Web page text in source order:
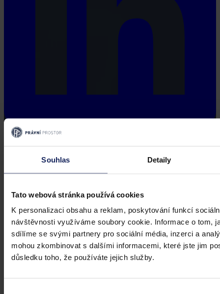
Souhlas Detaily
Tato webová stránka používá cookies
K personalizaci obsahu a reklam, poskytování funkcí
návštěvnosti využíváme soubory cookie. Informace o tom,
sdílíme se svými partnery pro sociální média, inzerci a
mohou zkombinovat s dalšími informacemi, které jste jim
důsledku toho, že používáte jejich služby.